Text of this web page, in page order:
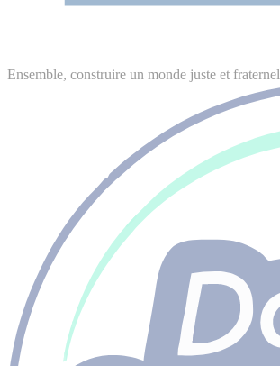
Ensemble, construire un monde juste et fraternel